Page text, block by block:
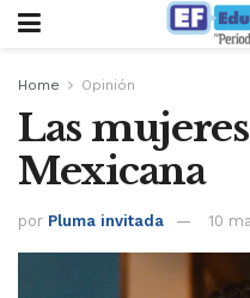
Home Opinión
Las
Mexicana
por Pluma invitada 10